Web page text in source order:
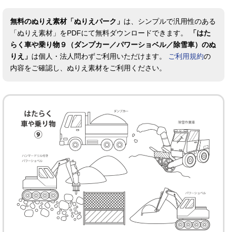
無料のぬりえ素材「ぬりえパーク」 は、シンプルで汎用性のある
「ぬりえ素材」をPDFにて無料ダウンロードできます。
「はた
らく車や乗り物９（ダンプカー／パワーショベル／除雪車）のぬ
りえ」 は個人・法人問わずご利用いただけます。 ご利用規約の
内容をご確認し、ぬりえ素材をご利用ください。